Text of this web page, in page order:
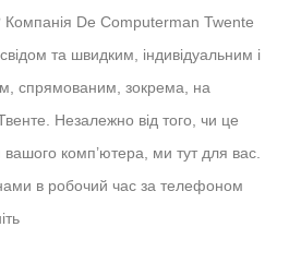
Компанія De Computerman Twente
та швидким, індивідуальним і
спрямованим, зокрема, на
Незалежно від того, чи це
комп’ютера, ми тут для вас.
нами в робочий час за телефоном